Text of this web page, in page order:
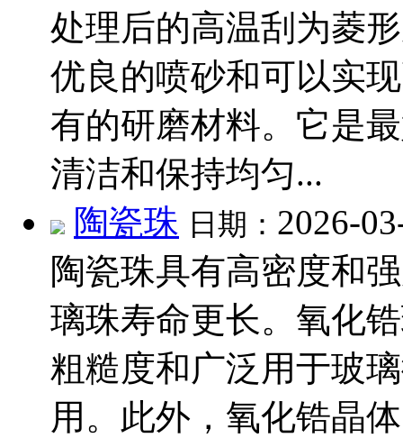
处理后的高温刮为菱
优良的喷砂和可以实
有的研磨材料。它是
清洁和保持均匀...
陶瓷珠 日期： 2026-
陶瓷珠具有高密度和
璃珠寿命更长。氧化
粗糙度和广泛用于玻
用。此外，氧化锆晶